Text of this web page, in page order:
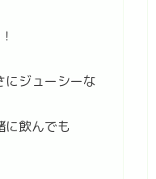
にジューシーな
に飲んでも